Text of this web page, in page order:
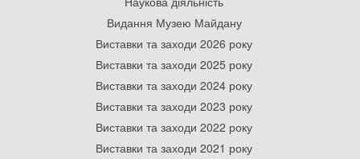
Видання Музею Майдану
Виставки та заходи 2026 року
Виставки та заходи 2025 року
Виставки та заходи 2024 року
Виставки та заходи 2023 року
Виставки та заходи 2022 року
Виставки та заходи 2021 року